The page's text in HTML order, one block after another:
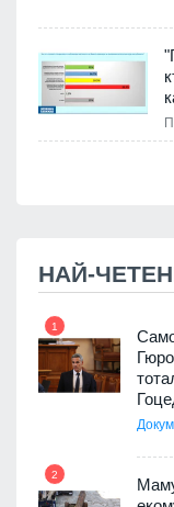
НАЙ-
1
2